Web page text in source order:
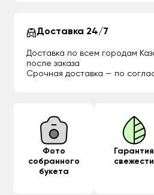
Доставка 24/7
Доставка по всем городам
после заказа
Срочная доставка — по
Фото
собранного
букета
Гарантия
свежести